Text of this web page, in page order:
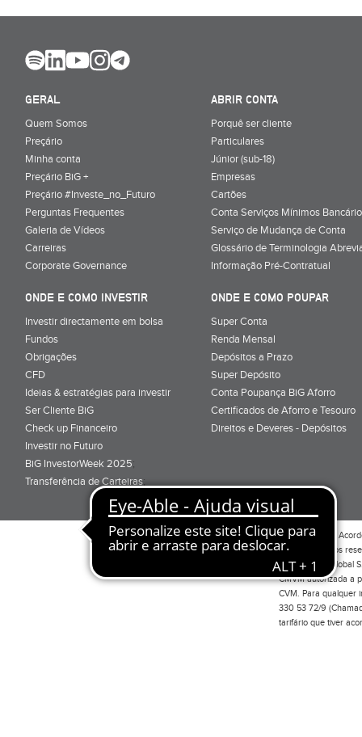
GERAL
Quem Somos
Preçário
Minha conta
Preçário BiG +
Preçário #Investe_no_Futuro
Perguntas Frequentes
Galeria de Vídeos
Carreiras
Corporate Governance
ABRIR CONTA
Porquê ser cliente
Particulares
Júnior (sub-18)
Empresas
Cartões
Conta Serviços Mínimos
Serviço de Mudança de Conta
Glossário de Terminologia
Informação Pré-Contratual
ONDE E COMO INVESTIR
Investir directamente em bolsa
Fundos
Obrigações
CFD
Ideias & estratégias para investir
Ser Cliente BiG
Check up Financeiro
Investir no Futuro
BiG InvestorWeek 2025;
Transferência de Carteiras;
ONDE E COMO POUPAR
Super Conta
Renda Mensal
Depósitos a Prazo
Super Depósito
Conta Poupança BiG Aforro
Certificados de Aforro e Tesouro
Direitos e Deveres - Depósitos
Por favor leia o
Todos os direitos
Investimento Global
CMVM autorizada a
CVM. Para qualquer
330 53 72/9
tarifário que tiver